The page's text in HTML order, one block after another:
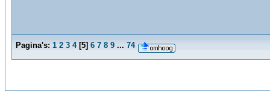
Pagina's: 1 2 3 4[5] 6 7 8 9 ... 74